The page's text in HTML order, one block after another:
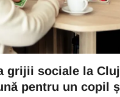
grijii sociale la
pentru un copil